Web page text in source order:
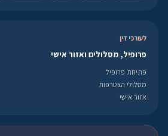
לעורכי דין
פרופיל, מסלולים ואזור אישי
פתיחת פרופיל
מסלולי הצטרפות
אזור אישי